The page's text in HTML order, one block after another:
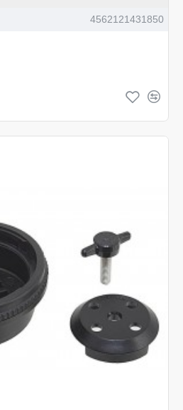
4562121431850